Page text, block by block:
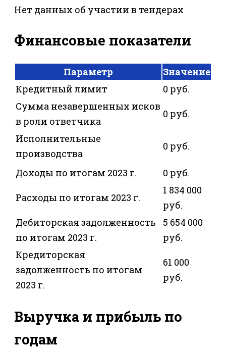
Нет данных об участии в тендерах
Финансовые показатели
Параметр
Значение
Кредитный лимит
0 руб.
Сумма незавершенных исков
в роли ответчика
0 руб.
Исполнительные
производства
0 руб.
Доходы по итогам 2023 г. 0 руб.
Расходы по итогам 2023 г.
1 834 000
руб.
Дебиторская задолженность
по итогам 2023 г.
5 654 000
руб.
Кредиторская
задолженность по итогам
2023 г.
61 000
руб.
Выручка и прибыль по
годам